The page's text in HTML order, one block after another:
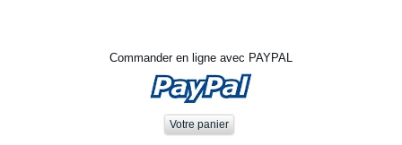
Commander en ligne avec PAYPAL